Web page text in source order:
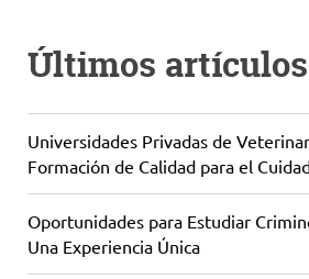
Últimos artículos
Universidades Privadas de
Formación de Calidad para el
Oportunidades para Estudiar
Una Experiencia Única